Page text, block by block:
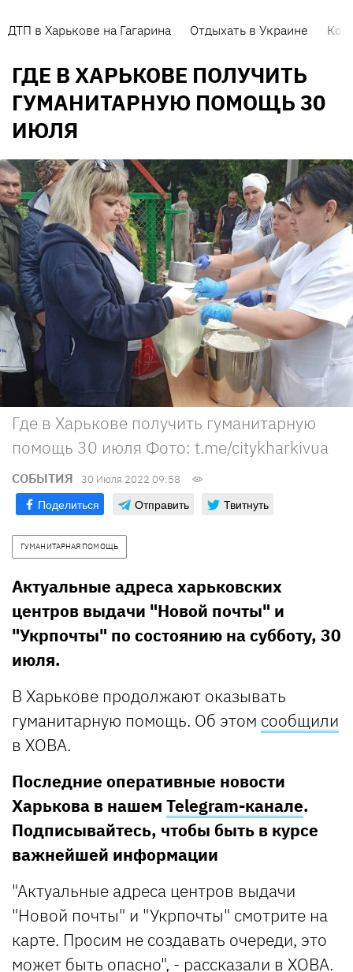
ДТП в Харькове на Гагарина Отдыхать в Украине
ГДЕ В ХАРЬКОВЕ ПОЛУЧИТЬ
ГУМАНИТАРНУЮ ПОМОЩЬ 30
ИЮЛЯ
Где в Харькове получить гуманитарную
помощь 30 июля Фото: t.me/citykharkivua
СОБЫТИЯ 30 Июля 2022 09:58
Поделиться Отправить Твитнуть
ГУМАНИТАРНАЯ ПОМОЩЬ
Актуальные адреса харьковских
центров выдачи "Новой почты" и
"Укрпочты" по состоянию на субботу, 30
июля.
В Харькове продолжают оказывать
гуманитарную помощь. Об этом сообщили
в ХОВА.
Последние оперативные новости
Харькова в нашем Telegram-канале.
Подписывайтесь, чтобы быть в курсе
важнейшей информации
"Актуальные адреса центров выдачи
"Новой почты" и "Укрпочты" смотрите на
карте. Просим не создавать очереди, это
может быть опасно", - рассказали в ХОВА.